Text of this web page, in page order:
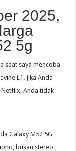
2025,
5g
saat saya mencoba
L1. Jika Anda
Anda tidak
Galaxy M52 5G
bukan stereo.